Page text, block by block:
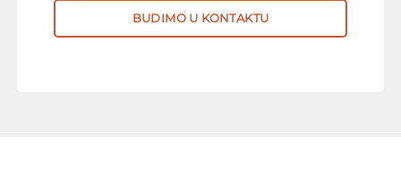
BUDIMO U KONTAKTU